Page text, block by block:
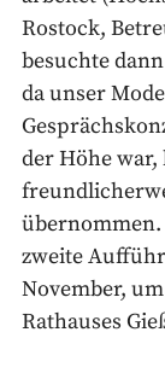
Rostock,
besuchte
da unser
der Höhe
übernommen.
zweite
November,
Rathauses